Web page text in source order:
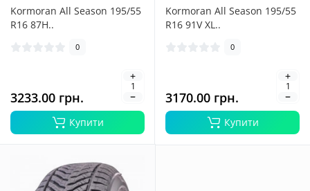
Kormoran All Season 195/55
R16 87H..
0
3233.00 грн.
Купити
Kormoran All Season 195/55
R16 91V XL..
0
3170.00 грн.
Купити